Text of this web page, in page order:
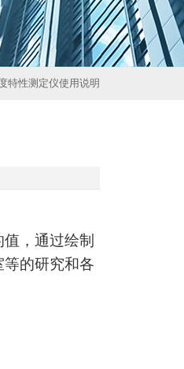
特性测定仪使用说明
，通过绘制
的研究和各